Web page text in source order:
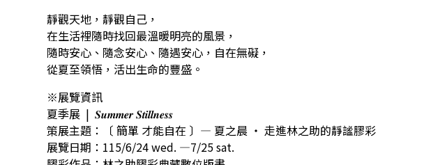
靜觀天地，靜觀自己，
在生活裡隨時找回最溫暖明亮的風景，
隨時安心、隨念安心、隨遇安心，自在無礙，
從夏至領悟，活出生命的豐盛。
※展覽資訊
夏季展 | 𝑺𝒖𝒎𝒎𝒆𝒓 𝑺𝒕𝒊𝒍𝒍𝒏𝒆𝒔𝒔
策展主題：〔 簡單 才能自在 〕— 夏之晨 ‧ 走進林之助的靜謐膠彩
展覽日期：115/6/24 wed. —7/25 sat.